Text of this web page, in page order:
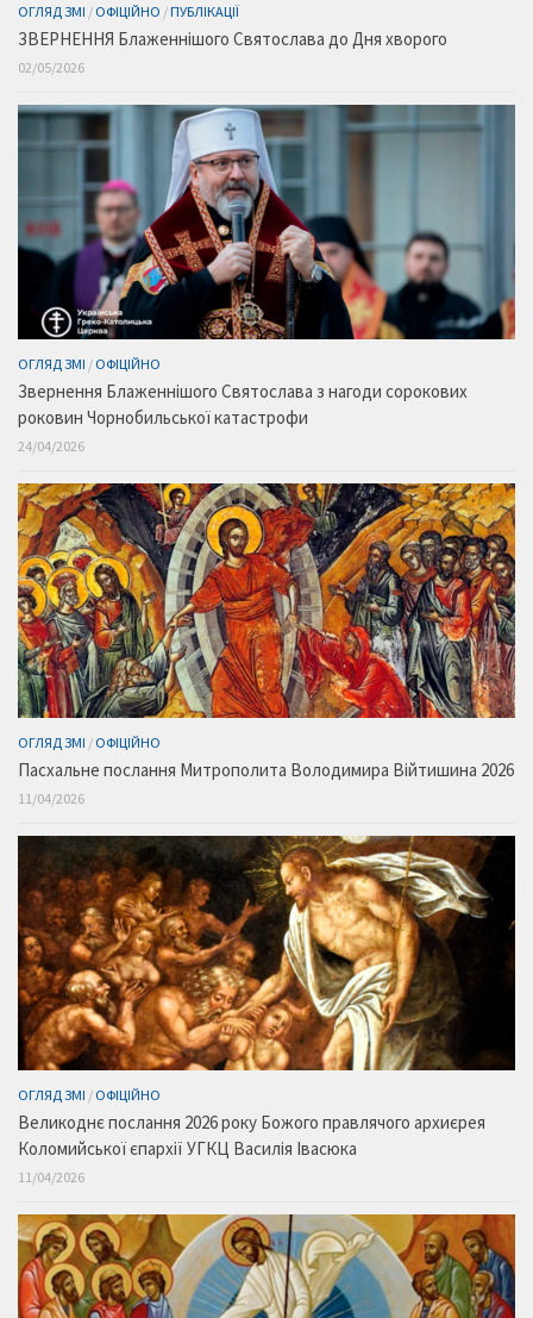
ОГЛЯД ЗМІ / ОФІЦІЙНО /ПУБЛІКАЦІЇ
ЗВЕРНЕННЯ Блаженнішого Святослава до Дня хворого
02/05/2026
ОГЛЯД ЗМІ / ОФІЦІЙНО
Звернення Блаженнішого Святослава з нагоди сорокових
роковин Чорнобильської катастрофи
24/04/2026
ОГЛЯД ЗМІ / ОФІЦІЙНО
Пасхальне послання Митрополита Володимира Війтишина 2026
11/04/2026
ОГЛЯД ЗМІ / ОФІЦІЙНО
Великоднє послання 2026 року Божого правлячого архиєрея
Коломийської єпархії УГКЦ Василія Івасюка
11/04/2026